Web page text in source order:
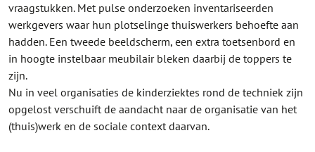
vraagstukken. Met pulse onderzoeken inventariseerden
werkgevers waar hun plotselinge thuiswerkers behoefte aan
hadden. Een tweede beeldscherm, een extra toetsenbord en
in hoogte instelbaar meubilair bleken daarbij de toppers te
zijn.
Nu in veel organisaties de kinderziektes rond de techniek zijn
opgelost verschuift de aandacht naar de organisatie van het
(thuis)werk en de sociale context daarvan.